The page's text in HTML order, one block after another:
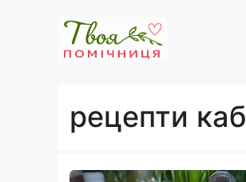
рецепти